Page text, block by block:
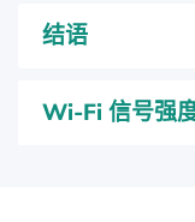
结语
Wi-Fi 信号强